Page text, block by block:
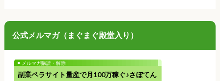
公式メルマガ（まぐまぐ殿堂入り）
メルマガ購読・解除
副業ペラサイト量産で月100万稼ぐ♪さぼてん